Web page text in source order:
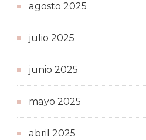
agosto 2025
julio 2025
junio 2025
mayo 2025
abril 2025